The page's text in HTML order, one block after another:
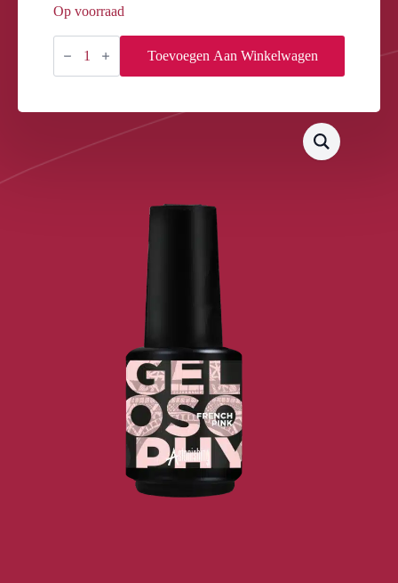
Op voorraad
French
Pink
Toevoegen Aan Winkelwagen